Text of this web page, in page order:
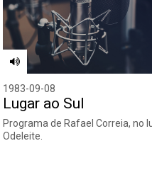
1983-09-08
Lugar ao Sul
Programa de Rafael Correia, no
Odeleite.